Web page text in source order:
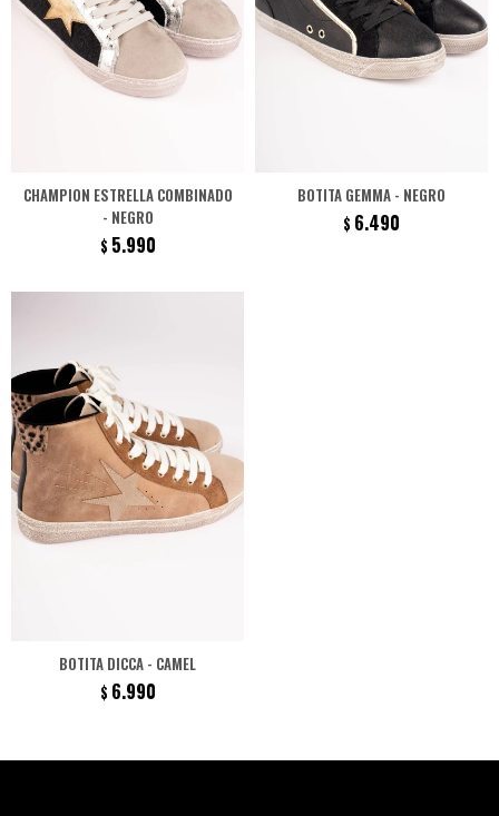
CHAMPION ESTRELLA COMBINADO
- NEGRO
$ 5.990
BOTITA GEMMA - NEGRO
$ 6.490
BOTITA DICCA - CAMEL
$ 6.990